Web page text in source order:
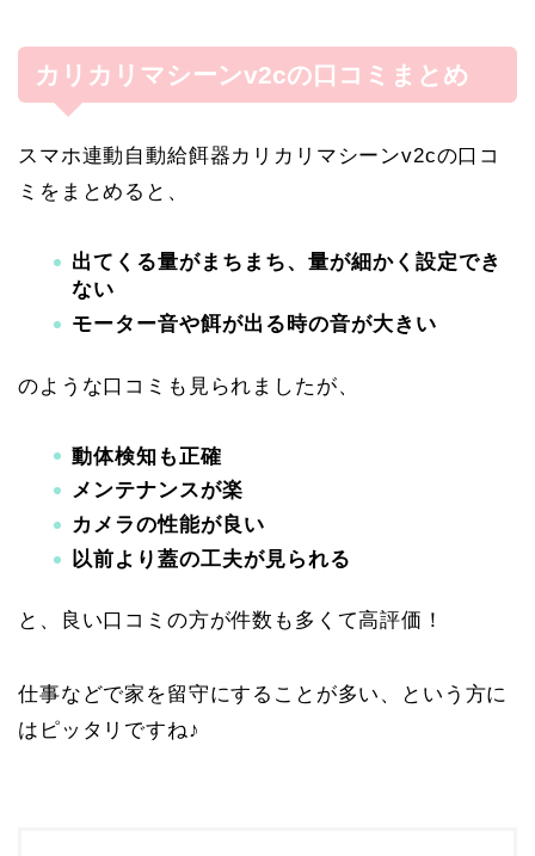
カリカリマシーンv2cの口コミまとめ
スマホ連動自動給餌器カリカリマシーンv2cの口コ
ミをまとめると、
出てくる量がまちまち、量が細かく設定でき
ない
モーター音や餌が出る時の音が大きい
のような口コミも見られましたが、
動体検知も正確
メンテナンスが楽
カメラの性能が良い
以前より蓋の工夫が見られる
と、良い口コミの方が件数も多くて高評価！
仕事などで家を留守にすることが多い、という方に
はピッタリですね♪